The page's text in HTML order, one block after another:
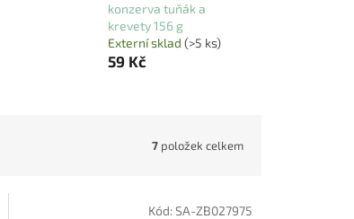
konzerva tuňák a
krevety 156 g
Externí sklad (>5 ks)
59 Kč
7 položek celkem
Kód:SA-ZB027975